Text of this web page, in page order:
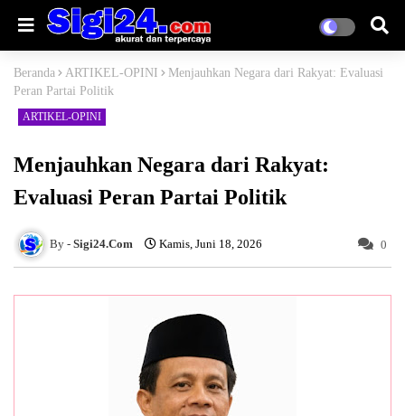
Beranda ARTIKEL-OPINI
Menjauhkan Negara dari Rakyat: Evaluasi
Peran Partai Politik
ARTIKEL-OPINI
Menjauhkan Negara dari Rakyat:
Evaluasi Peran Partai Politik
Sigi24.Com Kamis, Juni 18, 2026 0